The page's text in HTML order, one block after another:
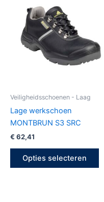
Veiligheidsschoenen - Laag
Lage werkschoen
MONTBRUN S3 SRC
€ 62,41
Opties selecteren